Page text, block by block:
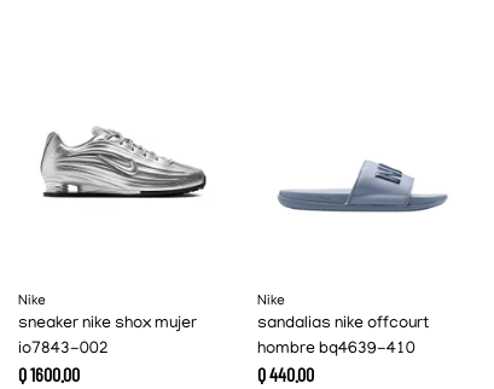
Nike
sneaker nike shox mujer
io7843-002
Q160000
Nike
sandalias nike offcourt
hombre bq4639-410
Q44000